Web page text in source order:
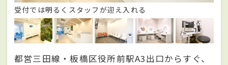
受付では明るくスタッフが迎え入れる
都営三田線・板橋区役所前駅A3出口からすぐ、